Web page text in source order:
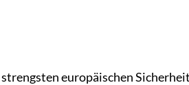
europäischen